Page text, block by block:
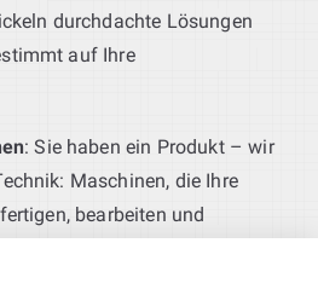
durchdachte Lösungen
auf Ihre
: Sie haben ein Produkt – wir
Maschinen, die Ihre
bearbeiten und